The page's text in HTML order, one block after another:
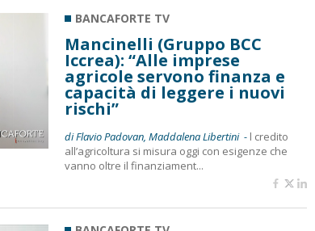
BANCAFORTE TV
Mancinelli (Gruppo BCC
Iccrea): “Alle imprese
agricole servono finanza e
capacità di leggere i nuovi
rischi”
di Flavio Padovan, Maddalena Libertini - l credito
all’agricoltura si misura oggi con esigenze che
vanno oltre il finanziament...